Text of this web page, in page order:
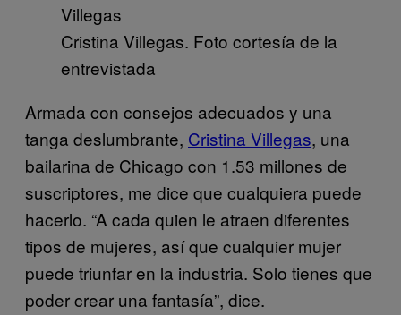
Cristina Villegas. Foto cortesía de la
entrevistada
Armada con consejos adecuados y una
tanga deslumbrante, Cristina Villegas, una
bailarina de Chicago con 1.53 millones de
suscriptores, me dice que cualquiera puede
hacerlo. “A cada quien le atraen diferentes
tipos de mujeres, así que cualquier mujer
puede triunfar en la industria. Solo tienes que
poder crear una fantasía”, dice.